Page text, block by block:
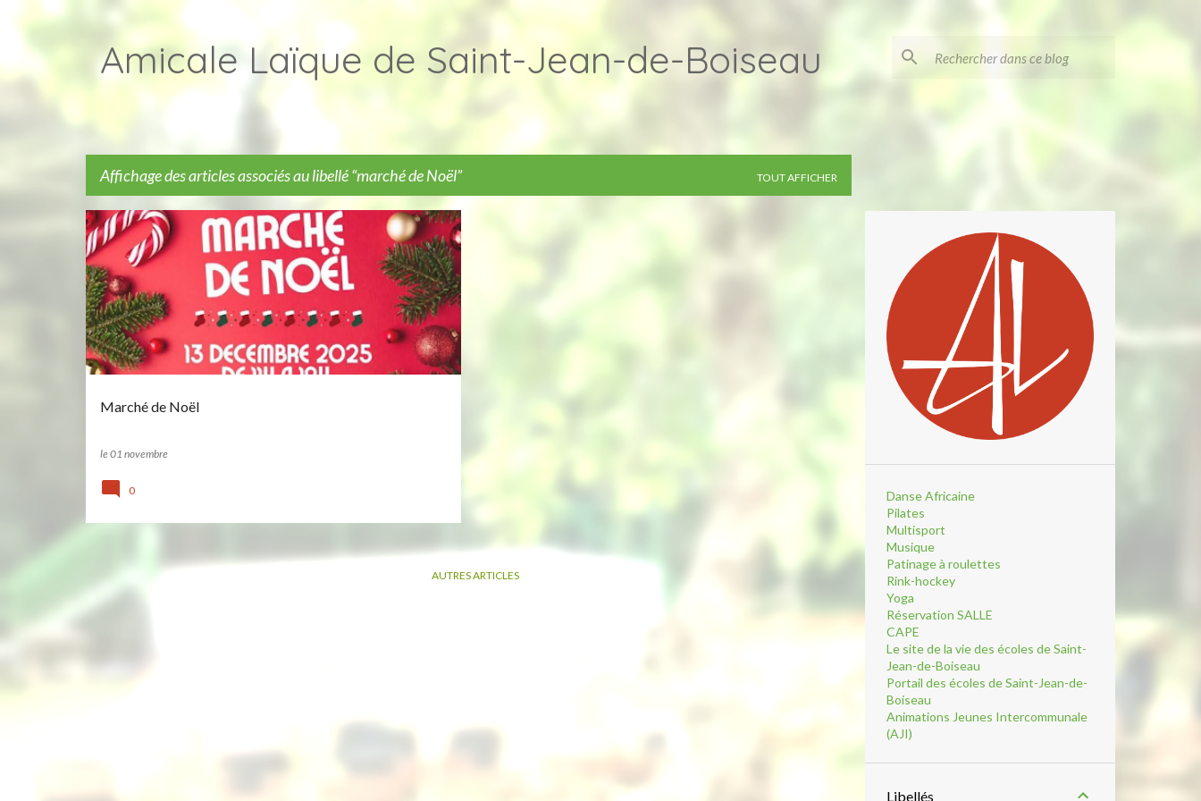
Amicale Laïque de Saint-Jean-de-Boiseau
Affichage des articles associés au libellé marché de Noël TOUT AFFICHER
A
r
t
i
c
l
Marché de Noël
le01 novembre
MARCHÉ DE NOËL
0
AUTRES ARTICLES
Danse Africaine
Pilates
Multisport
Musique
Patinage à roulettes
Rink-hockey
Yoga
Réservation SALLE
CAPE
Le site de la vie des écoles de Saint-
Jean-de-Boiseau
Portail des écoles de Saint-Jean-de-
Boiseau
Animations Jeunes Intercommunale
(AJI)
Libellés